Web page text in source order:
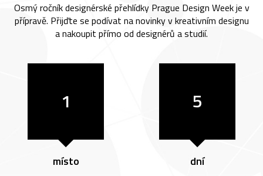
Osmý ročník designérské přehlídky Prague Design Week je v
přípravě. Přijďte se podívat na novinky v kreativním designu
a nakoupit přímo od designérů a studií.
1
místo
5
dní